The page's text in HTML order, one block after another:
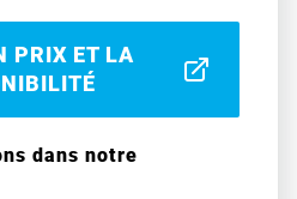
PRIX ET LA
dans notre